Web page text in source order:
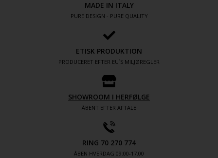
MADE IN ITALY
PURE DESIGN - PURE QUALITY
ETISK PRODUKTION
PRODUCERET EFTER EU´S MILJØREGLER
SHOWROOM I HERFØLGE
ÅBENT EFTER AFTALE
RING 70 270 774
ÅBEN HVERDAG 09:00-17.00